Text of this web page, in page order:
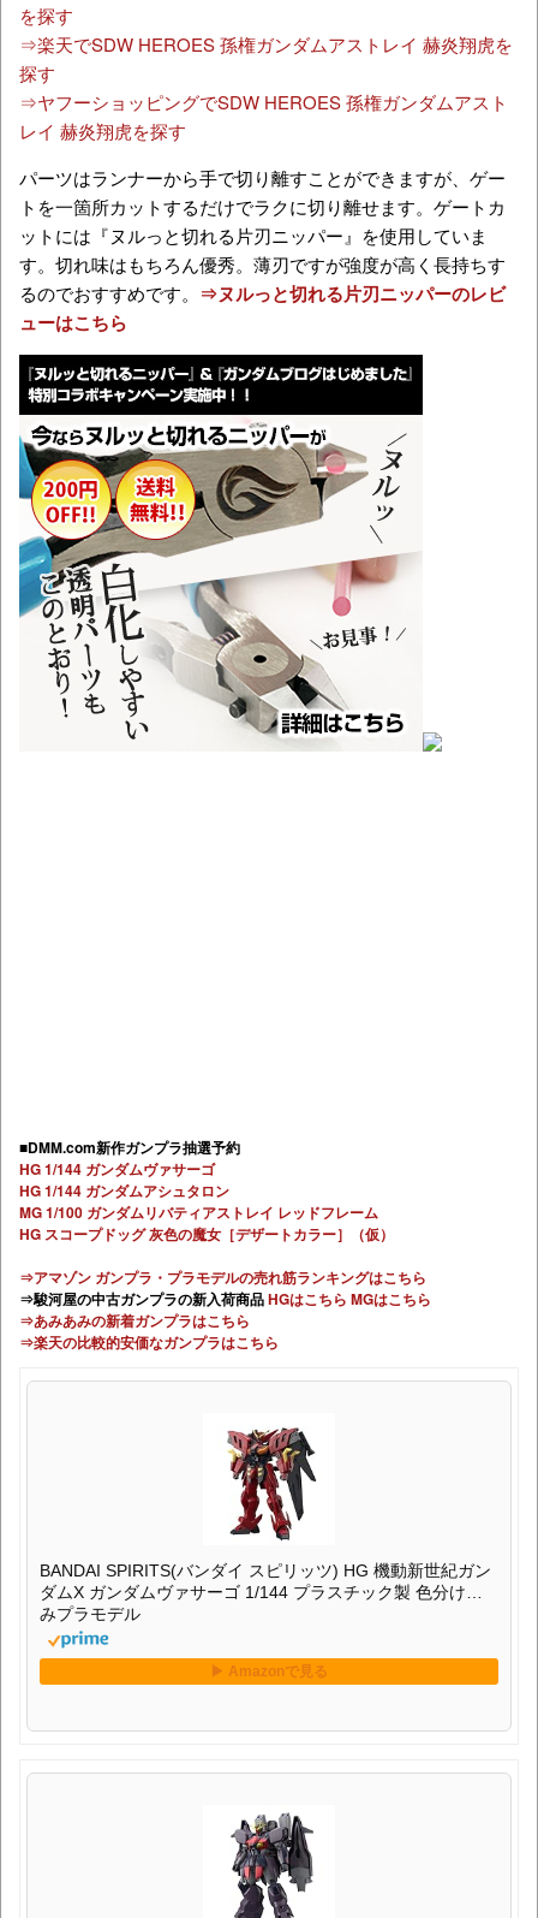
を探す
⇒楽天でSDW HEROES 孫権ガンダムアストレイ 赫炎翔虎を
探す
⇒ヤフーショッピングでSDW HEROES 孫権ガンダムアスト
レイ 赫炎翔虎を探す
パーツはランナーから手で切り離すことができますが、ゲー
トを一箇所カットするだけでラクに切り離せます。ゲートカ
ットには『ヌルっと切れる片刃ニッパー』を使用していま
す。切れ味はもちろん優秀。薄刃ですが強度が高く長持ちす
るのでおすすめです。 ⇒ヌルっと切れる片刃ニッパーのレビ
ューはこちら
■DMM.com新作ガンプラ抽選予約
HG 1/144 ガンダムヴァサーゴ
HG 1/144 ガンダムアシュタロン
MG 1/100 ガンダムリバティアストレイ レッドフレーム
HG スコープドッグ 灰色の魔女［デザートカラー］（仮）
⇒アマゾン ガンプラ・プラモデルの売れ筋ランキングはこちら
⇒駿河屋の中古ガンプラの新入荷商品HGはこちら MGはこちら
⇒あみあみの新着ガンプラはこちら
⇒楽天の比較的安価なガンプラはこちら
BANDAI SPIRITS(バンダイ スピリッツ) HG 機動新世紀ガン
ダムX ガンダムヴァサーゴ 1/144 プラスチック製 色分け済
みプラモデル